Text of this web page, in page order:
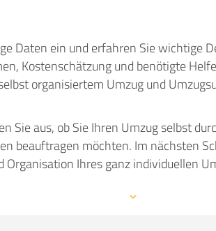
Daten ein und erfahren Sie wichtige
Kostenschätzung und benötigte
organisiertem Umzug und
Sie aus, ob Sie Ihren Umzug selbst
beauftragen möchten. Im nächsten
Organisation Ihres ganz individuellen